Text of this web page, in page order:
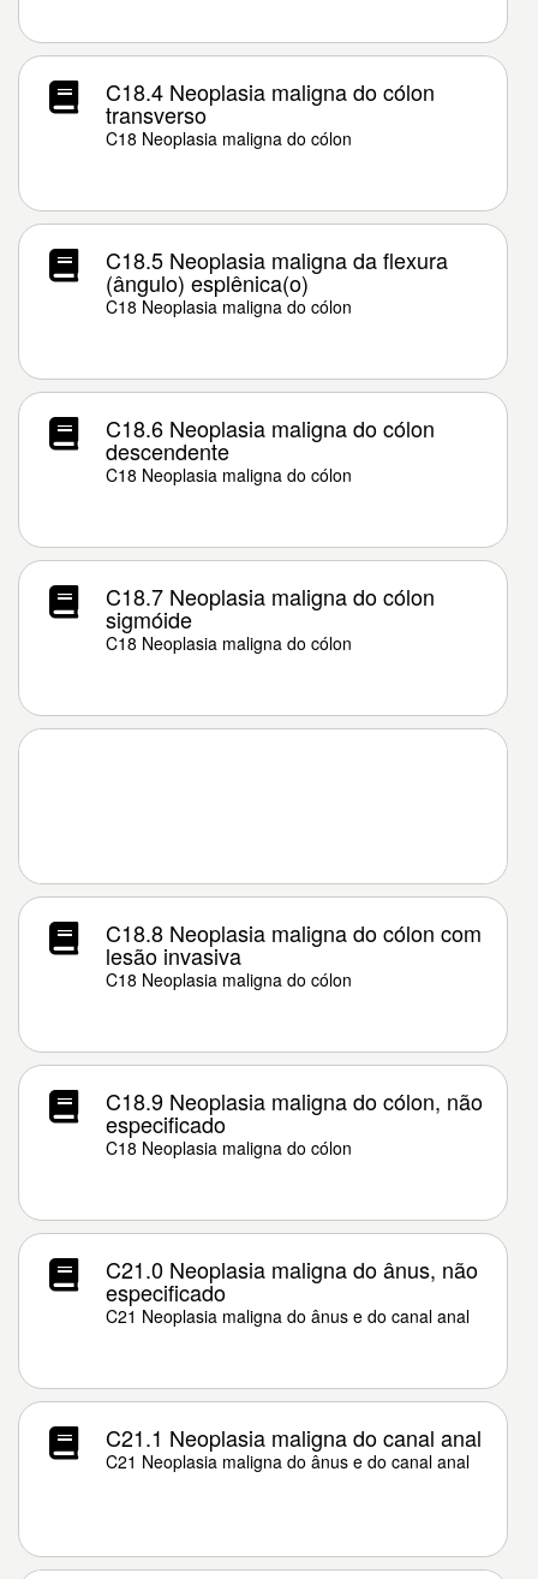
C18.4 Neoplasia maligna do cólon
transverso
C18 Neoplasia maligna do cólon
C18.5 Neoplasia maligna da flexura
(ângulo) esplênica(o)
C18 Neoplasia maligna do cólon
C18.6 Neoplasia maligna do cólon
descendente
C18 Neoplasia maligna do cólon
C18.7 Neoplasia maligna do cólon
sigmóide
C18 Neoplasia maligna do cólon
C18.8 Neoplasia maligna do cólon com
lesão invasiva
C18 Neoplasia maligna do cólon
C18.9 Neoplasia maligna do cólon, não
especificado
C18 Neoplasia maligna do cólon
C21.0 Neoplasia maligna do ânus, não
especificado
C21 Neoplasia maligna do ânus e do canal anal
C21.1 Neoplasia maligna do canal anal
C21 Neoplasia maligna do ânus e do canal anal